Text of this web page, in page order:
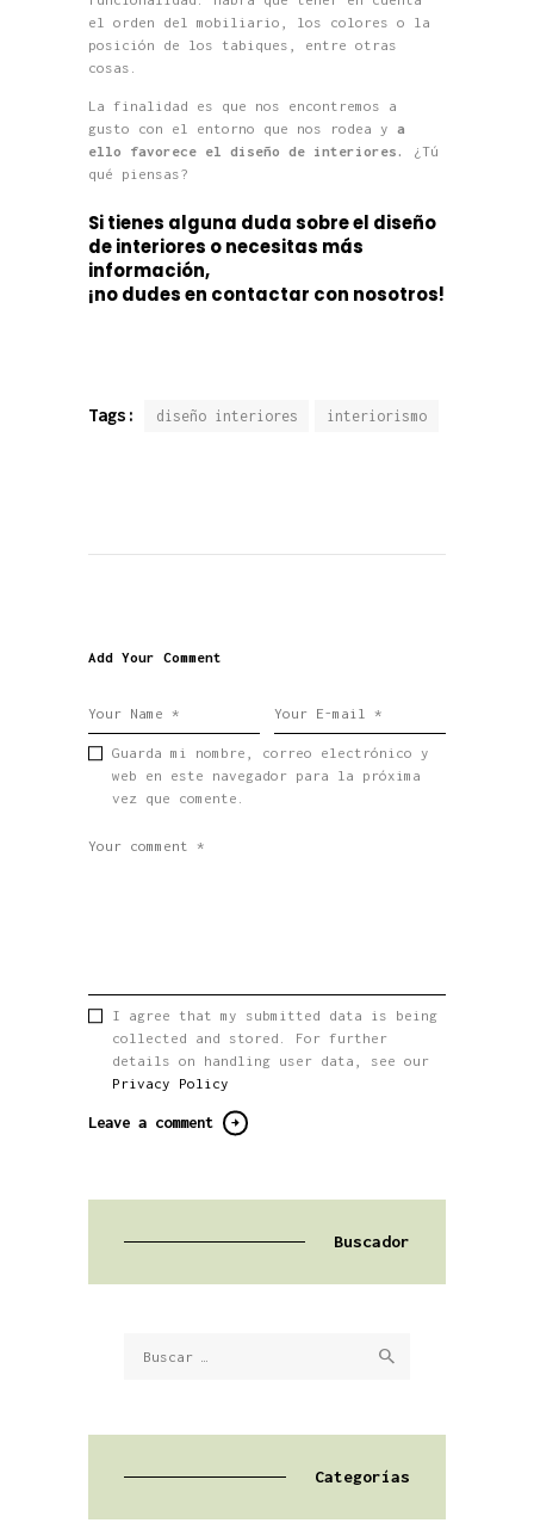
el orden del mobiliario, los colores o la
posición de los tabiques, entre otras
cosas.
La finalidad es que nos encontremos a
gusto con el entorno que nos rodea y a
ello favorece el diseño de interiores.
¿Tú
qué piensas?
Si tienes alguna duda sobre el diseño
de interiores o necesitas más
información,
¡no dudes en contactar con nosotros!
Tags: diseño interiores interiorismo
Add Your Comment
Guarda mi nombre, correo electrónico y
web en este navegador para la próxima
vez que comente.
I agree that my submitted data is being
collected and stored. For further
details on handling user data, see our
Privacy Policy
Buscador
Categorías